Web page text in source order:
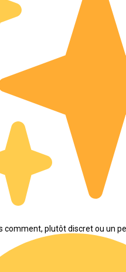
comment, plutôt discret ou un